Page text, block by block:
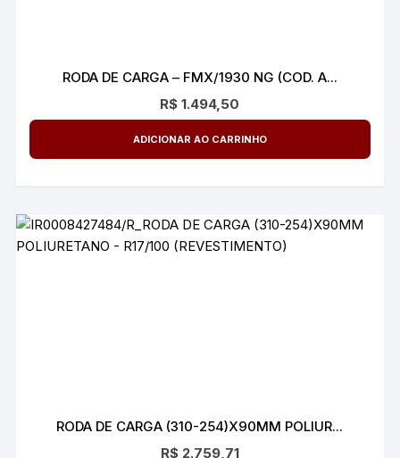
RODA DE CARGA – FMX/1930 NG (COD. A...
R$ 1.494,50
ADICIONAR AO CARRINHO
RODA DE CARGA (310-254)X90MM POLIUR...
R$2.759,71